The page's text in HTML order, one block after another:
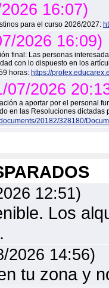
16:07)
para el curso 2026/2027:
2026 16:09)
final: Las personas
con lo dispuesto en los
horas: https://
07/2026
a aportar por el personal
en las Resoluciones
20182/328180/
12:51)
Los
2026 14:56)
tu zona y